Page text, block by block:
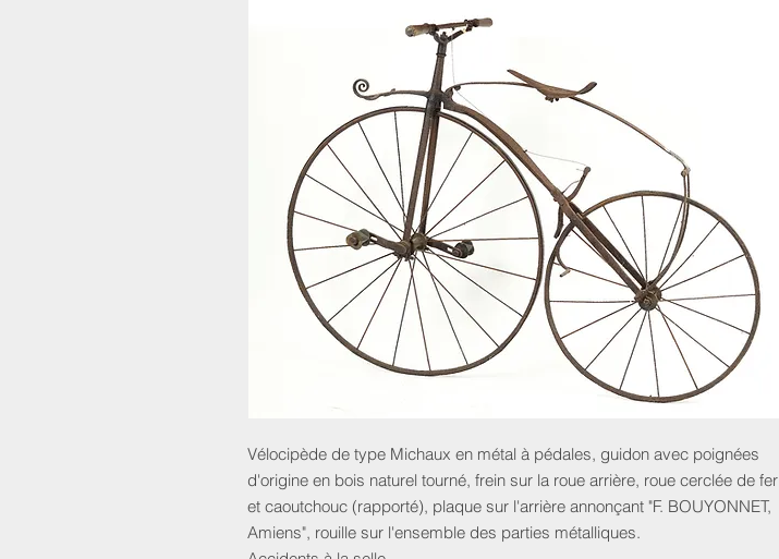
Vélocipède de type Michaux en métal à pédales, guidon avec poignées
d'origine en bois naturel tourné, frein sur la roue arrière, roue cerclée de fer
et caoutchouc (rapporté), plaque sur l'arrière annonçant "F. BOUYONNET,
Amiens", rouille sur l'ensemble des parties métalliques.